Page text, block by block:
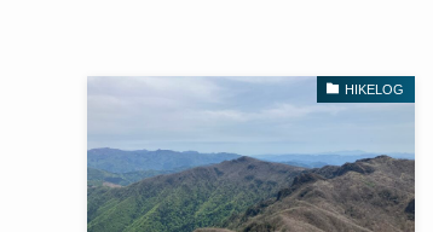
HIKELOG